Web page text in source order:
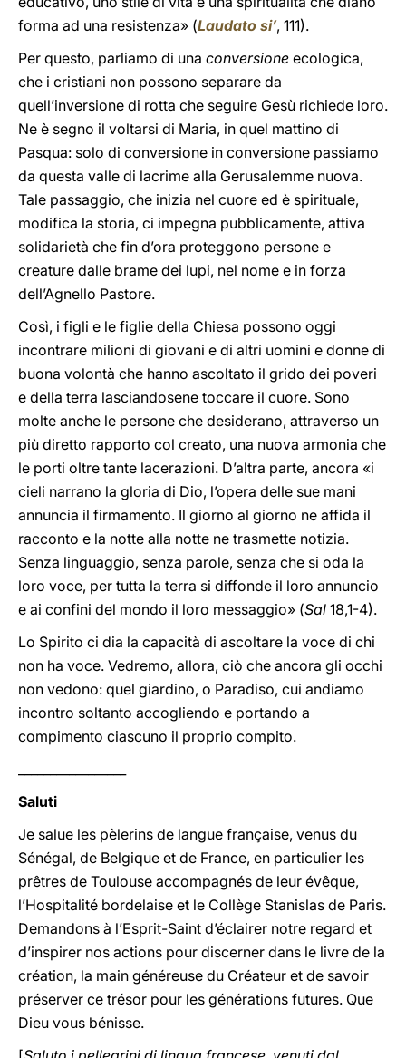
forma ad una resistenza» (Laudato si’, 111).
Per questo, parliamo di una conversione ecologica,
che i cristiani non possono separare da
quell’inversione di rotta che seguire Gesù richiede loro.
Ne è segno il voltarsi di Maria, in quel mattino di
Pasqua: solo di conversione in conversione passiamo
da questa valle di lacrime alla Gerusalemme nuova.
Tale passaggio, che inizia nel cuore ed è spirituale,
modifica la storia, ci impegna pubblicamente, attiva
solidarietà che fin d’ora proteggono persone e
creature dalle brame dei lupi, nel nome e in forza
dell’Agnello Pastore.
Così, i figli e le figlie della Chiesa possono oggi
incontrare milioni di giovani e di altri uomini e donne di
buona volontà che hanno ascoltato il grido dei poveri
e della terra lasciandosene toccare il cuore. Sono
molte anche le persone che desiderano, attraverso un
più diretto rapporto col creato, una nuova armonia che
le porti oltre tante lacerazioni. D’altra parte, ancora «i
cieli narrano la gloria di Dio, l’opera delle sue mani
annuncia il firmamento. Il giorno al giorno ne affida il
racconto e la notte alla notte ne trasmette notizia.
Senza linguaggio, senza parole, senza che si oda la
loro voce, per tutta la terra si diffonde il loro annuncio
e ai confini del mondo il loro messaggio» (Sal 18,1-4).
Lo Spirito ci dia la capacità di ascoltare la voce di chi
non ha voce. Vedremo, allora, ciò che ancora gli occhi
non vedono: quel giardino, o Paradiso, cui andiamo
incontro soltanto accogliendo e portando a
compimento ciascuno il proprio compito.
Saluti
Je salue les pèlerins de langue française, venus du
Sénégal, de Belgique et de France, en particulier les
prêtres de Toulouse accompagnés de leur évêque,
l’Hospitalité bordelaise et le Collège Stanislas de Paris.
Demandons à l’Esprit-Saint d’éclairer notre regard et
d’inspirer nos actions pour discerner dans le livre de la
création, la main généreuse du Créateur et de savoir
préserver ce trésor pour les générations futures. Que
Dieu vous bénisse.